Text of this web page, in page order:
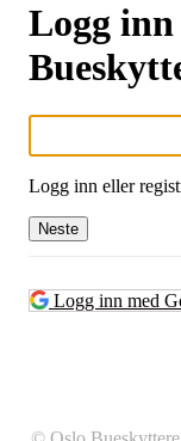
Logg inn
Logg inn eller
Neste
Logg inn med